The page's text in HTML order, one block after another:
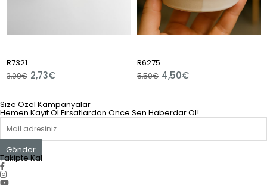
2,73€
R6275
4,50€
5,50€
Size Özel Kampanyalar
Hemen Kayıt Ol Fırsatlardan Önce Sen Haberdar Ol!
Gönder
Takipte Kal